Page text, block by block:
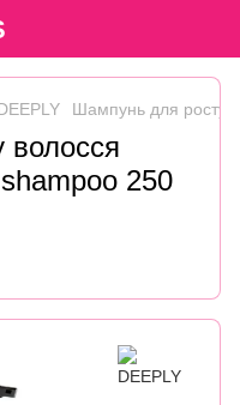
Шампунь для росту
250